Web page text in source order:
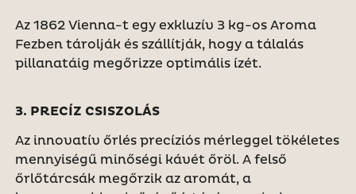
Az 1862 Vienna-t egy exkluzív 3 kg-os Aroma
Fezben tárolják és szállítják, hogy a tálalás
pillanatáig megőrizze optimális ízét.
3. PRECÍZ CSISZOLÁS
Az innovatív őrlés precíziós mérleggel tökéletes
mennyiségű minőségi kávét őröl. A felső
őrlőtárcsák megőrzik az aromát, a